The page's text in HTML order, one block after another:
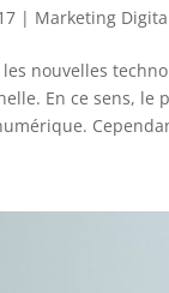
| Marketing
nouvelles
En ce sens, le